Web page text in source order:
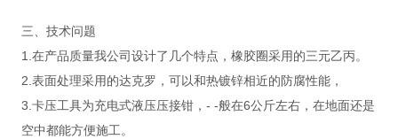
三、技术问题
1.在产品质量我公司设计了几个特点，橡胶圈采用的三元乙丙。
2.表面处理采用的达克罗，可以和热镀锌相近的防腐性能，
3.卡压工具为充电式液压压接钳，- -般在6公斤左右，在地面还是
空中都能方便施工。